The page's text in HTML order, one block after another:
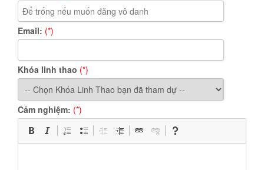
Email: (*)
Khóa linh thao (*)
Cảm nghiệm: (*)